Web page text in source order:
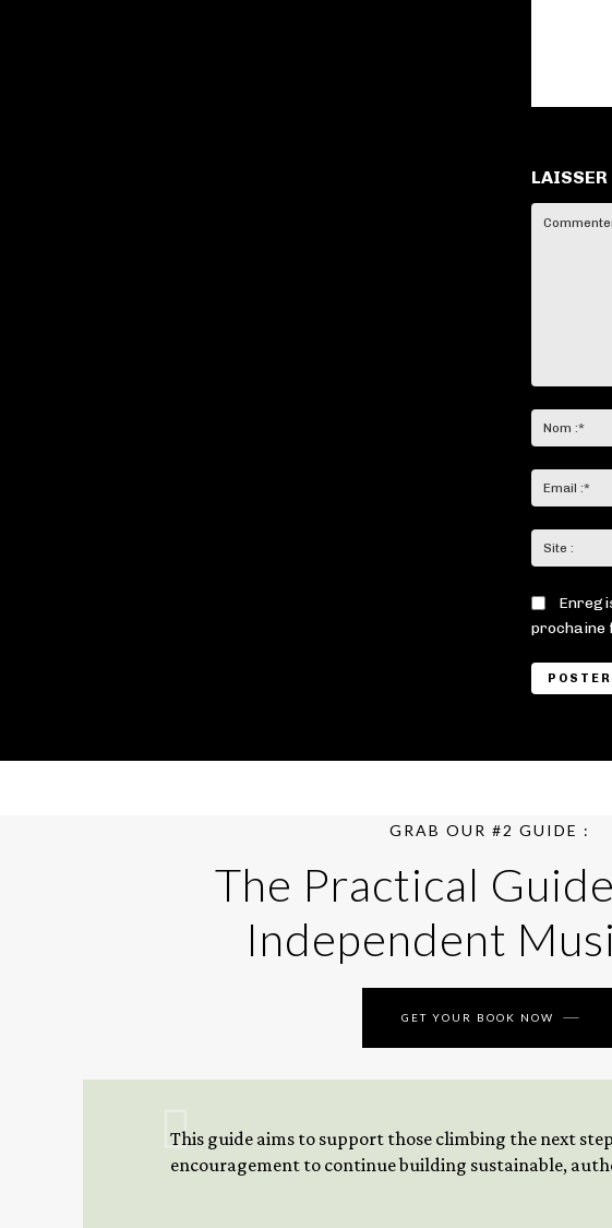
LAISSER
prochaine
GRAB OUR #2 GUIDE :
The Practical
Independent
GET YOUR BOOK NOW
This guide aims to support those climbing the next
encouragement to continue building sustainable,